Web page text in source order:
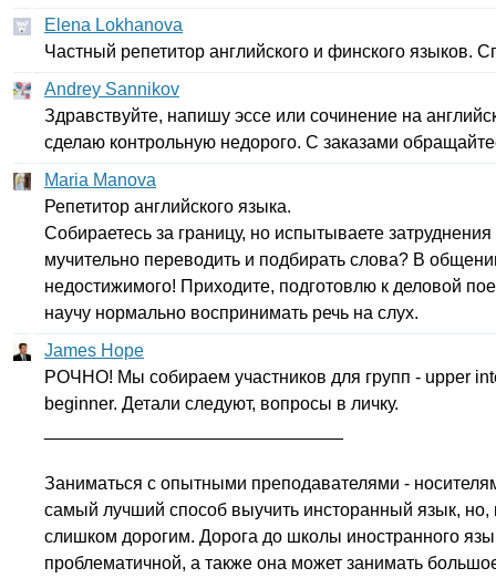
Elena Lokhanova
Частный репетитор английского и финского языков.
Andrey Sannikov
Здравствуйте, напишу эссе или сочинение на
сделаю контрольную недорого. С заказами
Maria Manova
Репетитор английского языка.
Собираетесь за границу, но испытываете
мучительно переводить и подбирать слова? В
недостижимого! Приходите, подготовлю к деловой
научу нормально воспринимать речь на слух.
James Hope
РОЧНО! Мы собираем участников для групп - upper
beginner. Детали следуют, вопросы в личку.
Заниматься с опытными преподавателями -
самый лучший способ выучить инсторанный язык,
слишком дорогим. Дорога до школы иностранного
проблематичной, а также она может занимать